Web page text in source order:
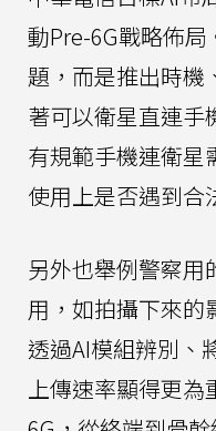
動Pre-6G戰略佈
題，而是推出時機
著可以衛星直連手
有規範手機連衛星
使用上是否遇到合
另外也舉例警察用
用，如拍攝下來的
透過AI模組辨別、
上傳速率顯得更為